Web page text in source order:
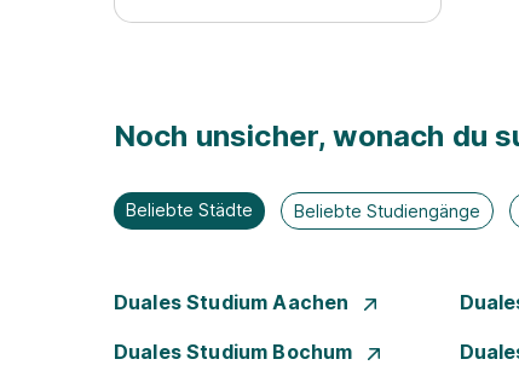
Noch unsicher, wonach du
Beliebte Städte Beliebte Studiengänge
Duales Studium Aachen
Duales Studium Bochum